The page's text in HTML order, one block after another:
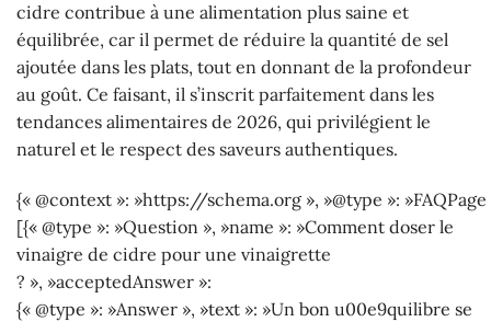
cidre contribue à une alimentation plus saine et
équilibrée, car il permet de réduire la quantité de sel
ajoutée dans les plats, tout en donnant de la profondeur
au goût. Ce faisant, il s’inscrit parfaitement dans les
tendances alimentaires de 2026, qui privilégient le
naturel et le respect des saveurs authentiques.
{« @context »: »https://schema.org », »@type »:
[{« @type »: »Question », »name »: »Comment doser le
vinaigre de cidre pour une vinaigrette
? », »acceptedAnswer »:
{« @type »: »Answer », »text »: »Un bon u00e9quilibre se